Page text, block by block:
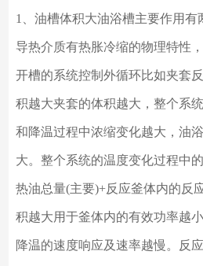
1、油槽体积大油浴槽主要作用有
导热介质有热胀冷缩的物理特性
开槽的系统控制外循环比如夹套
积越大夹套的体积越大，整个系
和降温过程中浓缩变化越大，油
大。整个系统的温度变化过程中
热油总量(主要)+反应釜体内的反
积越大用于釜体内的有效功率越
降温的速度响应及速率越慢。反